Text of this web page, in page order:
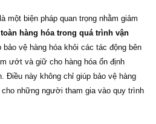
một biện pháp quan trọng nhằm giảm
hàng hóa trong quá trình vận
bảo vệ hàng hóa khỏi các tác động bên
ướt và giữ cho hàng hóa ổn định
Điều này không chỉ giúp bảo vệ hàng
cho những người tham gia vào quy trình